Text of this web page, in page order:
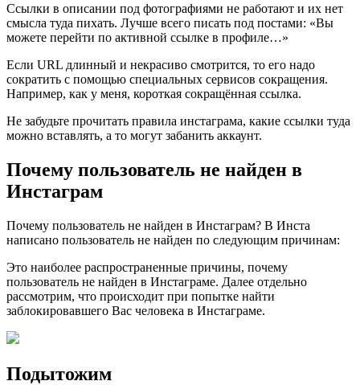
Ссылки в описании под фотографиями не работают и их нет
смысла туда пихать. Лучше всего писать под постами: «Вы
можете перейти по активной ссылке в профиле…»
Если URL длинный и некрасиво смотрится, то его надо
сократить с помощью специальных сервисов сокращения.
Например, как у меня, короткая сокращённая ссылка.
Не забудьте прочитать правила инстаграма, какие ссылки туда
можно вставлять, а то могут забанить аккаунт.
Почему пользователь не найден в
Инстаграм
Почему пользователь не найден в Инстаграм? В Инста
написано пользователь не найден по следующим причинам:
Это наиболее распространенные причины, почему
пользователь не найден в Инстаграме. Далее отдельно
рассмотрим, что происходит при попытке найти
заблокировавшего Вас человека в Инстаграме.
Подытожим